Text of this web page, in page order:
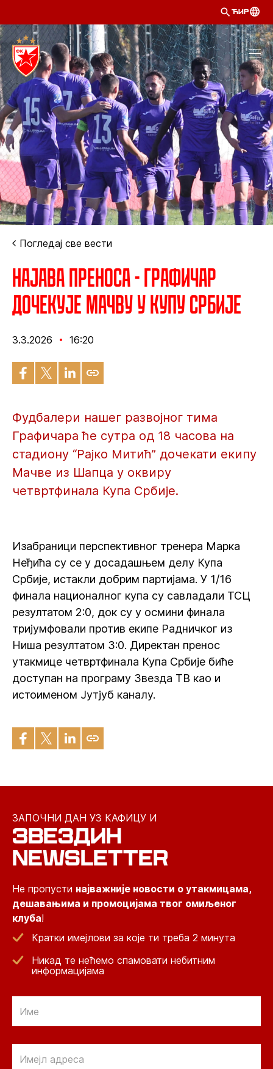
ЋИР
Погледај све вести
Најава преноса - Графичар
дочекује Мачву у Купу Србије
3.3.2026 16:20
Фудбалери нашег развојног тима
Графичара ће сутра од 18 часова на
стадиону “Рајко Митић” дочекати екипу
Мачве из Шапца у оквиру
четвртфинала Купа Србије.
Изабраници перспективног тренера Марка
Неђића су се у досадашњем делу Купа
Србије, истакли добрим партијама. У 1/16
финала националног купа су савладали ТСЦ
резултатом 2:0, док су у осмини финала
тријумфовали против екипе Радничког из
Ниша резултатом 3:0. Директан пренос
утакмице четвртфинала Купа Србије биће
доступан на програму Звезда ТВ као и
истоименом Јутјуб каналу.
ЗАПОЧНИ ДАН УЗ КАФИЦУ И
ЗВЕЗДИН
NEWSLETTER
Не пропусти најважније новости о утакмицама,
дешавањима и промоцијама твог омиљеног
клуба!
Кратки имејлови за које ти треба 2 минута
Никад те нећемо спамовати небитним
информацијама